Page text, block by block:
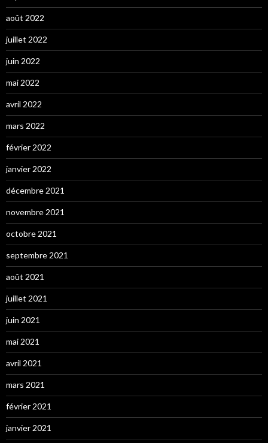
août 2022
juillet 2022
juin 2022
mai 2022
avril 2022
mars 2022
février 2022
janvier 2022
décembre 2021
novembre 2021
octobre 2021
septembre 2021
août 2021
juillet 2021
juin 2021
mai 2021
avril 2021
mars 2021
février 2021
janvier 2021